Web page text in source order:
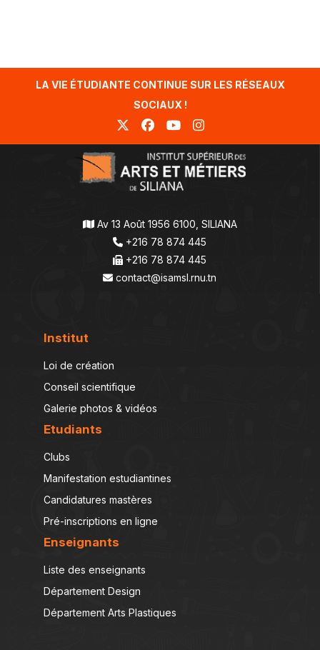
LA VIE ÉTUDIANTE CONTINUE SUR LES RÉSEAUX
SOCIAUX !
Av 13 Août 1956 6100, SILIANA
+216 78 874 445
+216 78 874 445
contact@isamsl.rnu.tn
Institut
Loi de création
Conseil scientifique
Galerie photos & vidéos
Etudiants
Clubs
Manifestation estudiantines
Candidatures mastères
Pré-inscriptions en ligne
Enseignants
Liste des enseignants
Département Design
Département Arts Plastiques